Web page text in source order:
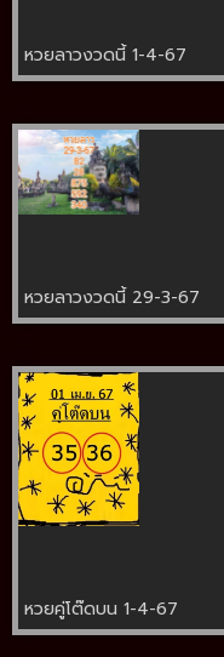
หวยลาวงวดนี้ 1-4-67
หวยลาวงวดนี้ 29-3-67
หวยคู่โต๊ดบน 1-4-67